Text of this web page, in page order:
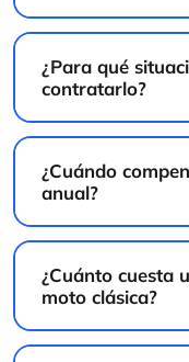
¿Para qué
contratarlo?
¿Cuándo
anual?
¿Cuánto cuesta
moto clásica?
¿Qué necesito
días de mi moto